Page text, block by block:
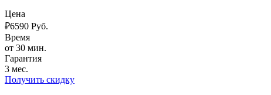
Цена
₽6590 Руб.
Время
от 30 мин.
Гарантия
3 мес.
Получить скидку